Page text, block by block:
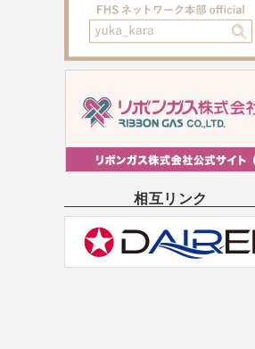
相互リンク